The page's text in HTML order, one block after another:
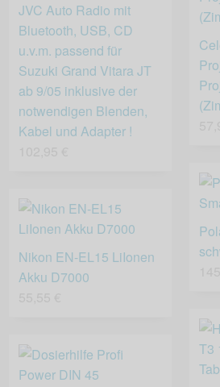
JVC Auto Radio mit
Bluetooth, USB, CD
u.v.m. passend für
Suzuki Grand Vitara JT
ab 9/05 inklusive der
notwendigen Blenden,
Kabel und Adapter !
Nikon EN-EL15 LiIonen
Akku D7000